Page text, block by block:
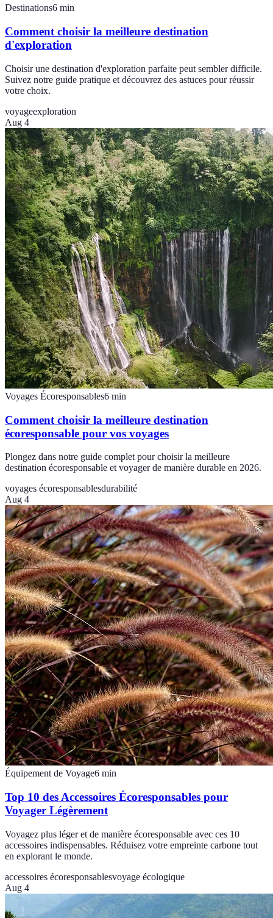
Destinations6 min
Comment choisir la meilleure destination
d'exploration
Choisir une destination d'exploration parfaite peut sembler difficile.
Suivez notre guide pratique et découvrez des astuces pour réussir
votre choix.
voyageexploration
Aug 4
Voyages Écoresponsables6 min
Comment choisir la meilleure destination
écoresponsable pour vos voyages
Plongez dans notre guide complet pour choisir la meilleure
destination écoresponsable et voyager de manière durable en 2026.
voyages écoresponsablesdurabilité
Aug 4
Équipement de Voyage6 min
Top 10 des Accessoires Écoresponsables pour
Voyager Légèrement
Voyagez plus léger et de manière écoresponsable avec ces 10
accessoires indispensables. Réduisez votre empreinte carbone tout
en explorant le monde.
accessoires écoresponsablesvoyage écologique
Aug 4